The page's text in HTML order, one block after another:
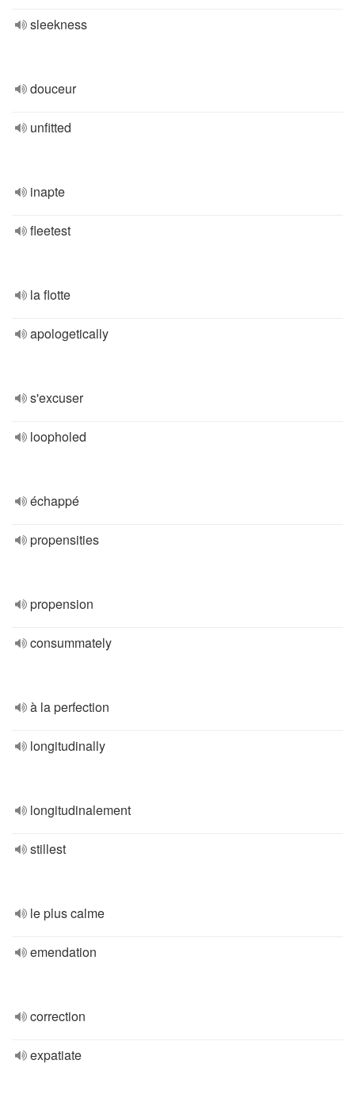
sleekness
douceur
unfitted
inapte
fleetest
la flotte
apologetically
s'excuser
loopholed
échappé
propensities
propension
consummately
à la perfection
longitudinally
longitudinalement
stillest
le plus calme
emendation
correction
expatiate